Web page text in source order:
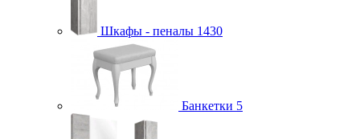
Шкафы - пеналы 1430
Банкетки 5